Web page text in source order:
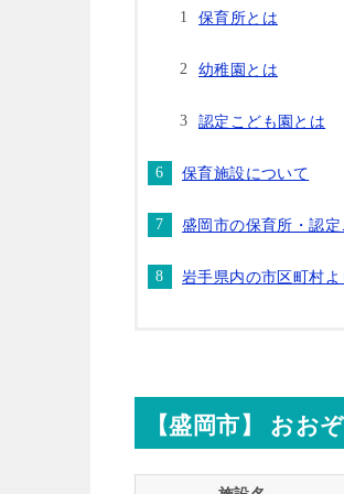
保育所とは
幼稚園とは
認定こども園とは
保育施設について
盛岡市の保育所・認
岩手県内の市区町村よ
【盛岡市】 おお